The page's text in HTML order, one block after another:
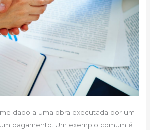
dado a uma obra executada por um
pagamento. Um exemplo comum é